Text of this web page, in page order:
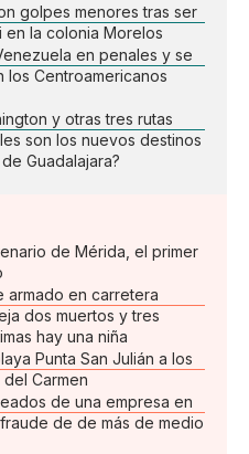
golpes menores tras ser
la colonia Morelos
en penales y se
los Centroamericanos
y otras tres rutas
son los nuevos destinos
Guadalajara?
de Mérida, el primer
armado en carretera
dos muertos y tres
hay una niña
Punta San Julián a los
Carmen
de una empresa en
de de más de medio